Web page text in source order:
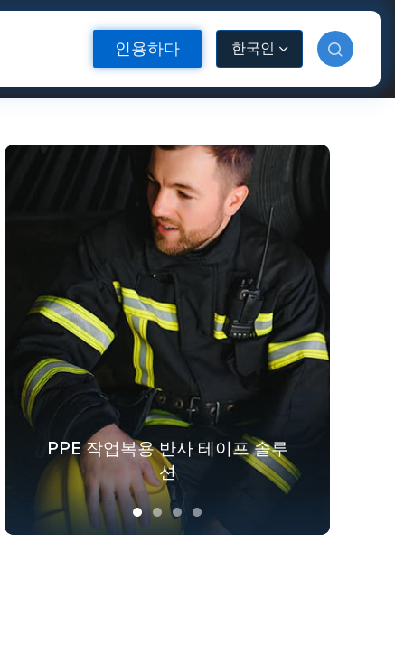
인용하다 한국인
반사 열전달 비닐
PPE 작업복용 반사 테이프 솔루
션
패션 아웃도어 의류를 위한 반사
섬유 솔루션
겉옷을 위한 야광 패브릭 솔루션
산업 전반에 걸친 안전복 솔루션